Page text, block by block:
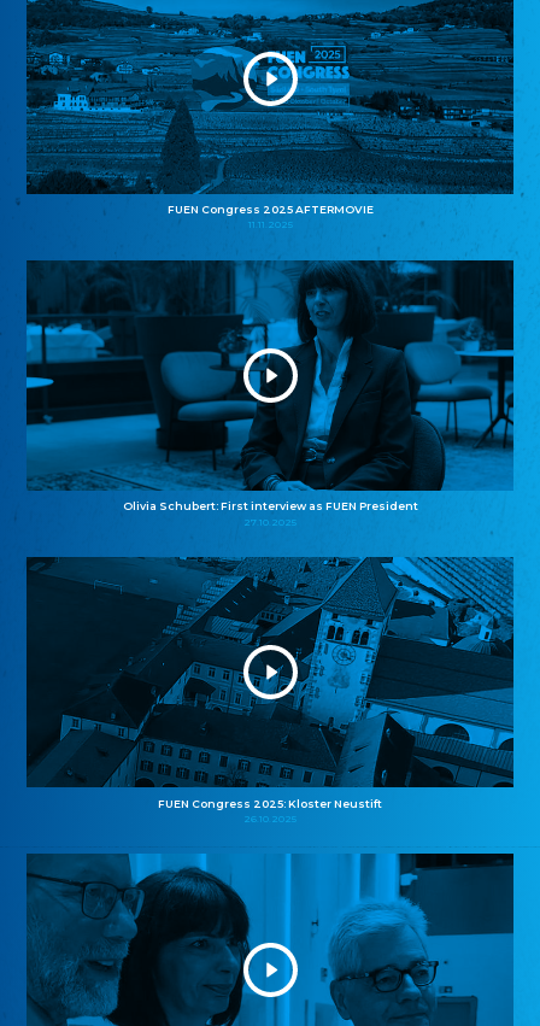
FUEN Congress 2025 AFTERMOVIE
11.11.2025
Olivia Schubert: First interview as FUEN President
27.10.2025
FUEN Congress 2025: Kloster Neustift
26.10.2025